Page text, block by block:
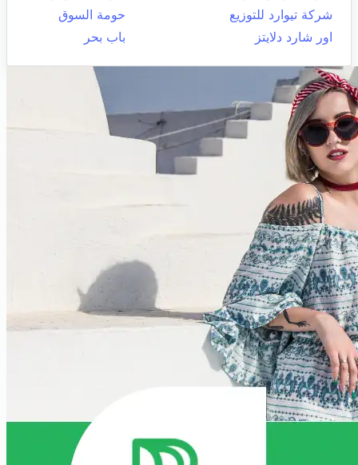
شركة تيوارد للتوزيع
حومة السوق
اور شارد دلايتز
باب بحر